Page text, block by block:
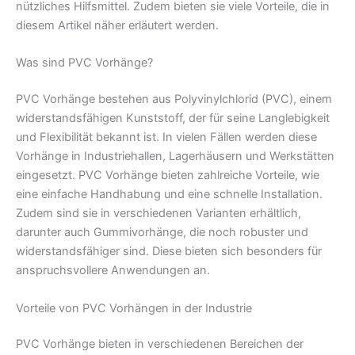
nützliches Hilfsmittel. Zudem bieten sie viele Vorteile, die in
diesem Artikel näher erläutert werden.
Was sind PVC Vorhänge?
PVC Vorhänge bestehen aus Polyvinylchlorid (PVC), einem
widerstandsfähigen Kunststoff, der für seine Langlebigkeit
und Flexibilität bekannt ist. In vielen Fällen werden diese
Vorhänge in Industriehallen, Lagerhäusern und Werkstätten
eingesetzt. PVC Vorhänge bieten zahlreiche Vorteile, wie
eine einfache Handhabung und eine schnelle Installation.
Zudem sind sie in verschiedenen Varianten erhältlich,
darunter auch Gummivorhänge, die noch robuster und
widerstandsfähiger sind. Diese bieten sich besonders für
anspruchsvollere Anwendungen an.
Vorteile von PVC Vorhängen in der Industrie
PVC Vorhänge bieten in verschiedenen Bereichen der